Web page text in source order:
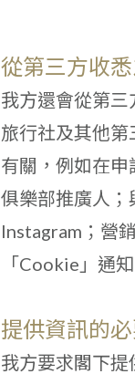
從第三方收
我方還會從第
旅行社及其他
有關，例如在
俱樂部推廣人
Instagram；營
「Cookie」通
提供資訊的
我方要求閣下提